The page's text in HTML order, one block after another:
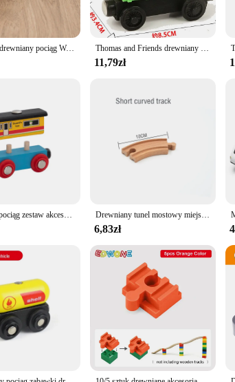
wholesale availability makes it an excellent choice
to offer a wide range of Christmas decorations
inviting atmosphere.
eco-friendly. The sturdy construction ensures that the
that add a touch of elegance and charm to your
will stand out as a centerpiece in any room.
Świąteczny drewniany pociąg Wesołych Świąt Dekoracje do domu 2024 Ozdoba choinkowa Navidad Noel Prezent dla dzieci Szczęśliwego Nowego Roku 2025 Thomas and Friends drewniany pociąg zestaw Thomas Edward Percy Gorden zabawkowy Model magnetyczny kolejka zabawkowa dla chłopców
11,79zł
Drewniany pociąg zestaw akcesoriów zabawka samochód drewniany tor zabawka samochód kompatybilny ze wszystkimi głównymi markami prezent dla małych dzieci i dzieci Drewniany tunel mostowy miejski wiadukt kolejowy samochód zabawkowy połączony tor kolejowy drewniane akcesoria bukowy gramofon do DII
6,83zł